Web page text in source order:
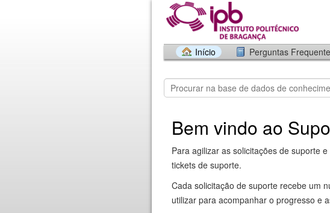
Início Perguntas
Bem vindo ao
Para agilizar as solicitações de suporte
tickets de suporte.
Cada solicitação de suporte recebe um
utilizar para acompanhar o progresso e